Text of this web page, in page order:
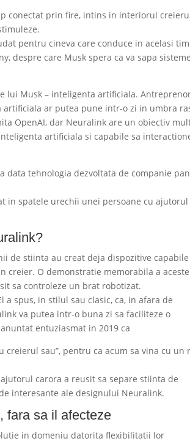
conectat prin fire, intins in interiorul
pentru cineva care conduce in acelasi
despre care Musk spera ca va sapa
lui Musk – inteligenta artificiala.
ar putea pune intr-o zi in umbra
OpenAI, dar Neuralink are un obiectiv
artificiala si capabile sa
tehnologia dezvoltata de companie
in spatele urechii unei persoane cu ajutorul
de stiinta au creat deja dispozitive
creier. O demonstratie memorabila a
sa controleze un brat robotizat.
a spus, in stilul sau clasic, ca, in afara de
va putea intr-o buna zi sa faciliteze o
entuziasmat in 2019 ca
sau”, pentru ca acum sa vina cu un
carora a reusit sa separe stiinta de
interesante ale designului Neuralink.
fara sa il afecteze
in domeniu datorita flexibilitatii lor